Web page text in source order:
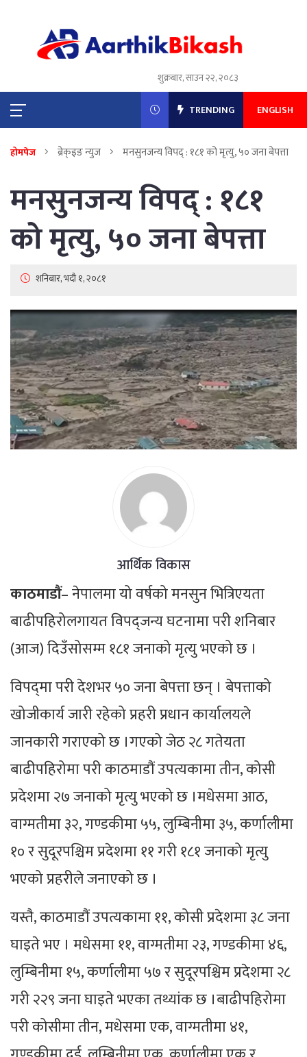
शुक्रबार, साउन २२, २०८३
TRENDING ENGLISH
होमपेज ब्रेक्इङ न्युज मनसुनजन्य विपद् : १८१ को मृत्यु, ५० जना बेपत्ता
मनसुनजन्य विपद् : १८१
को मृत्यु, ५० जना बेपत्ता
शनिबार, भदौ १, २०८१
आर्थिक विकास
काठमाडौं– नेपालमा यो वर्षको मनसुन भित्रिएयता
बाढीपहिरोलगायत विपद्जन्य घटनामा परी शनिबार
(आज) दिउँसोसम्म १८१ जनाको मृत्यु भएको छ ।
विपद्‌मा परी देशभर ५० जना बेपत्ता छन् । बेपत्ताको
खोजीकार्य जारी रहेको प्रहरी प्रधान कार्यालयले
जानकारी गराएको छ ।गएको जेठ २८ गतेयता
बाढीपहिरोमा परी काठमाडौं उपत्यकामा तीन, कोसी
प्रदेशमा २७ जनाको मृत्यु भएको छ ।मधेसमा आठ,
वाग्मतीमा ३२, गण्डकीमा ५५, लुम्बिनीमा ३५, कर्णालीमा
१० र सुदूरपश्चिम प्रदेशमा ११ गरी १८१ जनाको मृत्यु
भएको प्रहरीले जनाएको छ ।
यस्तै, काठमाडौं उपत्यकामा ११, कोसी प्रदेशमा ३८ जना
घाइते भए । मधेसमा ११, वाग्मतीमा २३, गण्डकीमा ४६,
लुम्बिनीमा १५, कर्णालीमा ५७ र सुदूरपश्चिम प्रदेशमा २८
गरी २२९ जना घाइते भएका तथ्यांक छ ।बाढीपहिरोमा
परी कोसीमा तीन, मधेसमा एक, वाग्मतीमा ४१,